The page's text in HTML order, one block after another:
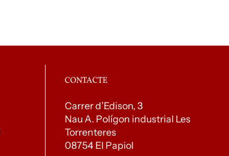
CONTACTE
Carrer d’Edison, 3
Nau A. Polígon industrial Les
Torrenteres
08754 El Papiol